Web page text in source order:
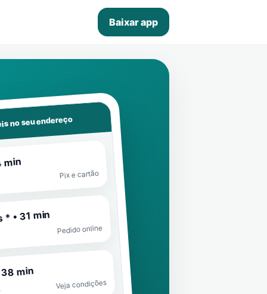
Baixar app
no seu endereço
min
Pix e cartão
• 31 min
Pedido online
min
Veja condições